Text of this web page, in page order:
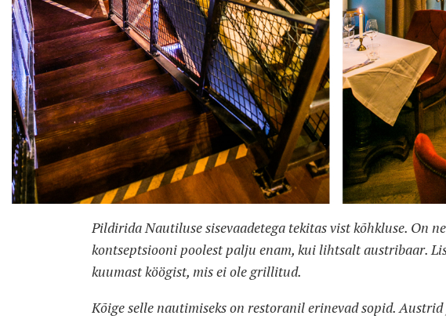
Pildirida Nautiluse sisevaadetega tekitas vist kõhkluse. On
kontseptsiooni poolest palju enam, kui lihtsalt austribaar.
kuumast köögist, mis ei ole grillitud.
Kõige selle nautimiseks on restoranil erinevad sopid.